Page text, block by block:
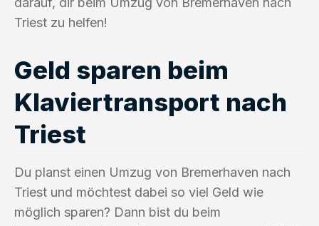
Triest zu helfen!
Geld sparen beim
Klaviertransport nach
Triest
Du planst einen Umzug von Bremerhaven nach
Triest und möchtest dabei so viel Geld wie
möglich sparen? Dann bist du beim